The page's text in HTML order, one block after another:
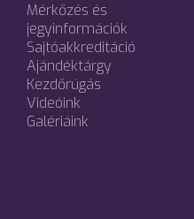
Mérkőzés és
jegyinformációk
Sajtóakkreditáció
Ajándéktárgy
Kezdőrúgás
Videóink
Galériáink